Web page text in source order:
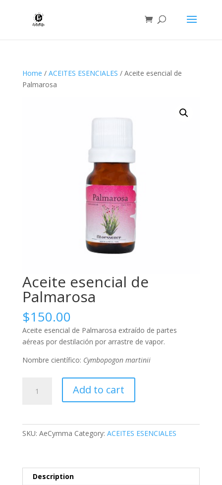
Home / ACEITES ESENCIALES / Aceite esencial de
Palmarosa
Aceite esencial de
Palmarosa
$150.00
Aceite esencial de Palmarosa extraído de partes
aéreas por destilación por arrastre de vapor.
Nombre científico: Cymbopogon martinii
esencial
Add to cart
SKU: AeCymma Category: ACEITES ESENCIALES
Description